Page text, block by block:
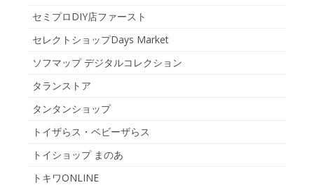
セミプロDIY店ファースト
セレクトショップDays Market
ソフマップ デジタルコレクション
タランストア
タンタンショップ
トイザらス・ベビーザらス
トイショップ まのあ
トキワONLINE